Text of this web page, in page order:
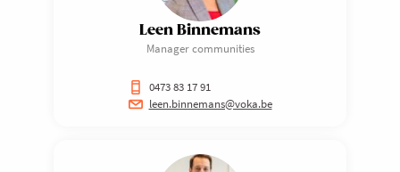
Leen Binnemans
Manager communities
0473 83 17 91
leen.binnemans@voka.be